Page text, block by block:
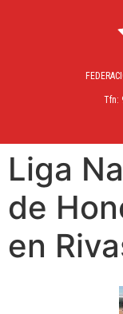
Tfn:
Liga
de
en